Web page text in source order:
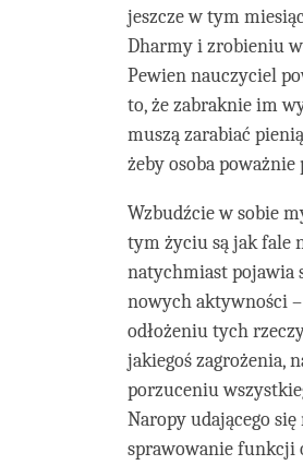
jeszcze w tym
Dharmy i zrobieniu
Pewien nauczyciel
to, że zabraknie im
muszą zarabiać
żeby osoba poważnie
Wzbudźcie w sobie
tym życiu są jak fale
natychmiast pojawia
nowych aktywności
odłożeniu tych
jakiegoś zagrożenia,
porzuceniu
Naropy udającego
sprawowanie funkcji